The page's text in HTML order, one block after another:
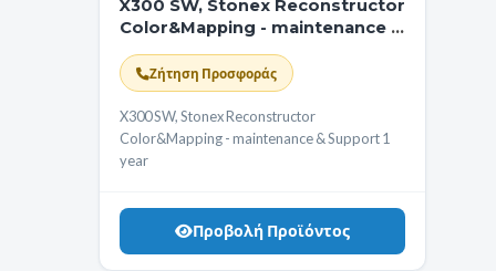
X300 SW, Stonex Reconstructor
Color&Mapping - maintenance &
Support 1 year
Ζήτηση Προσφοράς
X300 SW, Stonex Reconstructor
Color&Mapping - maintenance & Support 1
year
Προβολή Προϊόντος